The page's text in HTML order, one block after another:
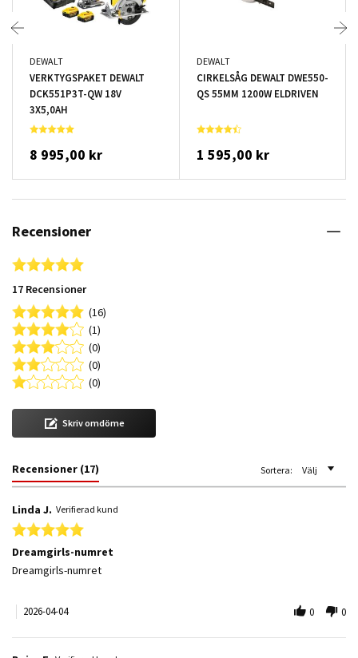
DEWALT
VERKTYGSPAKET DEWALT
DCK551P3T-QW 18V
3X5,0AH
8 995,00 kr
DEWALT
CIRKELSÅG DEWALT DWE550-
QS 55MM 1200W ELDRIVEN
1 595,00 kr
Recensioner
4.9 star rating
17 Recensioner
(16)
(1)
(0)
(0)
(0)
Skriv omdöme
Recensioner (17) Sortera: Välj
Linda J. Verifierad kund
5.0 star rating
Dreamgirls-numret
Review by Linda J. on 4 Apr 2026
review stating Dreamgirls-numret
Dreamgirls-numret
2026-04-04 0 0